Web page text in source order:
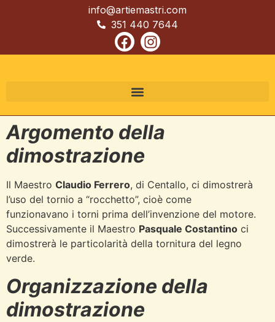
info@artiemastri.com
351 440 7644
Argomento della
dimostrazione
Il Maestro Claudio Ferrero, di Centallo, ci dimostrerà
l’uso del tornio a “rocchetto”, cioè come
funzionavano i torni prima dell’invenzione del motore.
Successivamente il Maestro Pasquale Costantino ci
dimostrerà le particolarità della tornitura del legno
verde.
Organizzazione della
dimostrazione